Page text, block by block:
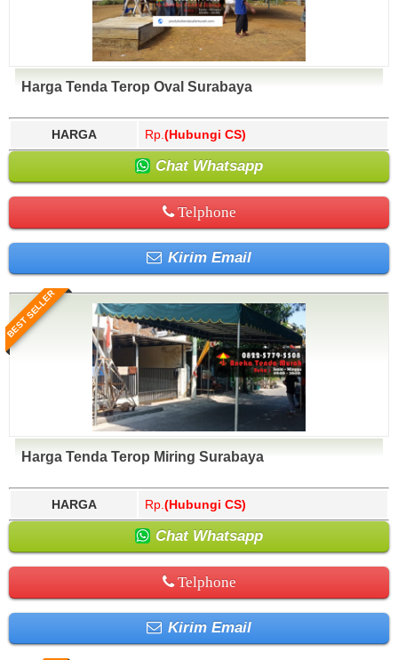
Harga Tenda Terop Oval Surabaya
HARGA Rp. (Hubungi CS)
Chat Whatsapp
Telphone
Kirim Email
BEST SELLER
Harga Tenda Terop Miring Surabaya
HARGA Rp. (Hubungi CS)
Chat Whatsapp
Telphone
Kirim Email